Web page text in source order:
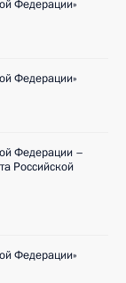
Федерации»
Федерации»
Федерации –
Российской
Федерации»